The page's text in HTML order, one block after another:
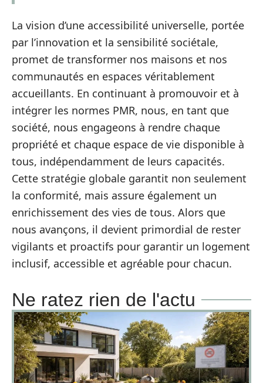
La vision d’une accessibilité universelle, portée
par l’innovation et la sensibilité sociétale,
promet de transformer nos maisons et nos
communautés en espaces véritablement
accueillants. En continuant à promouvoir et à
intégrer les normes PMR, nous, en tant que
société, nous engageons à rendre chaque
propriété et chaque espace de vie disponible à
tous, indépendamment de leurs capacités.
Cette stratégie globale garantit non seulement
la conformité, mais assure également un
enrichissement des vies de tous. Alors que
nous avançons, il devient primordial de rester
vigilants et proactifs pour garantir un logement
inclusif, accessible et agréable pour chacun.
Ne ratez rien de l'actu